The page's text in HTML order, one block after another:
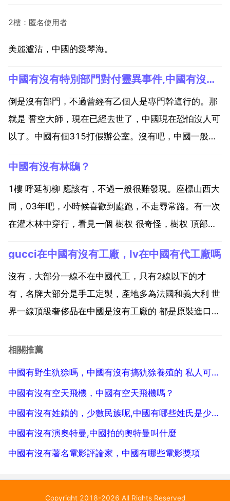
2樓：匿名使用者
美麗瀘沽，中國的愛琴海。
中國有沒有特別部門對付靈異事件,中國有沒有專門調查靈異事件的部門啊？非常好奇！
倒是沒有部門，不過曾經有乙個人是專門幹這行的。那
就是 誓空大師，現在已經去世了，中國現在恐怕沒人可
以了。中國有個315打假辦公室。沒有吧，中國一般不
有人手被壓流血了，血留在預製板孔洞裡幾年後流血的
人死了，他們家房子每天中午就會震動，把預製板翹起
來血掏...
中國有沒有林鴟？
1樓 呼延初柳 應該有，不過一般很難發現。座標山西大
同，03年吧，小時候喜歡到處跑，不走尋常路。有一次
在灌木林中穿行，看見一個 樹杈 很奇怪，樹杈 頂部像
瞧，撲啦啦飛走了。大夏天嚇出一身冷汗 到現在為止也
不知道是啥鳥 如果說是林鴟，可是看 林鴟腦袋上沒...
gucci在中國有沒有工廠，lv在中國有代工廠嗎
沒有，大部分一線不在中國代工，只有2線以下的才
有，名牌大部分是手工定製，產地多為法國和義大利 世
界一線頂級奢侈品在中國是沒有工廠的 都是原裝進口的
巴寶莉 burberry 關閉了其位於南威爾斯朗達谷地區的
相關推薦
中國有野生犰狳嗎，中國有沒有搞犰狳養殖的 私人可以養殖嗎
中國有沒有空天飛機，中國有空天飛機嗎？
中國有沒有姓鎖的，少數民族呢,中國有哪些姓氏是少數民族的？
中國有沒有演奧特曼,中國拍的奧特曼叫什麼
中國有沒有著名電影評論家，中國有哪些電影獎項
Copyright 2018-2026 All Rights Reserved